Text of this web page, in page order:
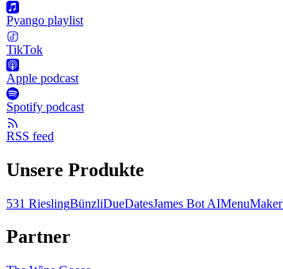
Pyango playlist
TikTok
Apple podcast
Spotify podcast
RSS feed
Unsere Produkte
531 RieslingBünzliDueDatesJames Bot AIMenuMaker
Partner